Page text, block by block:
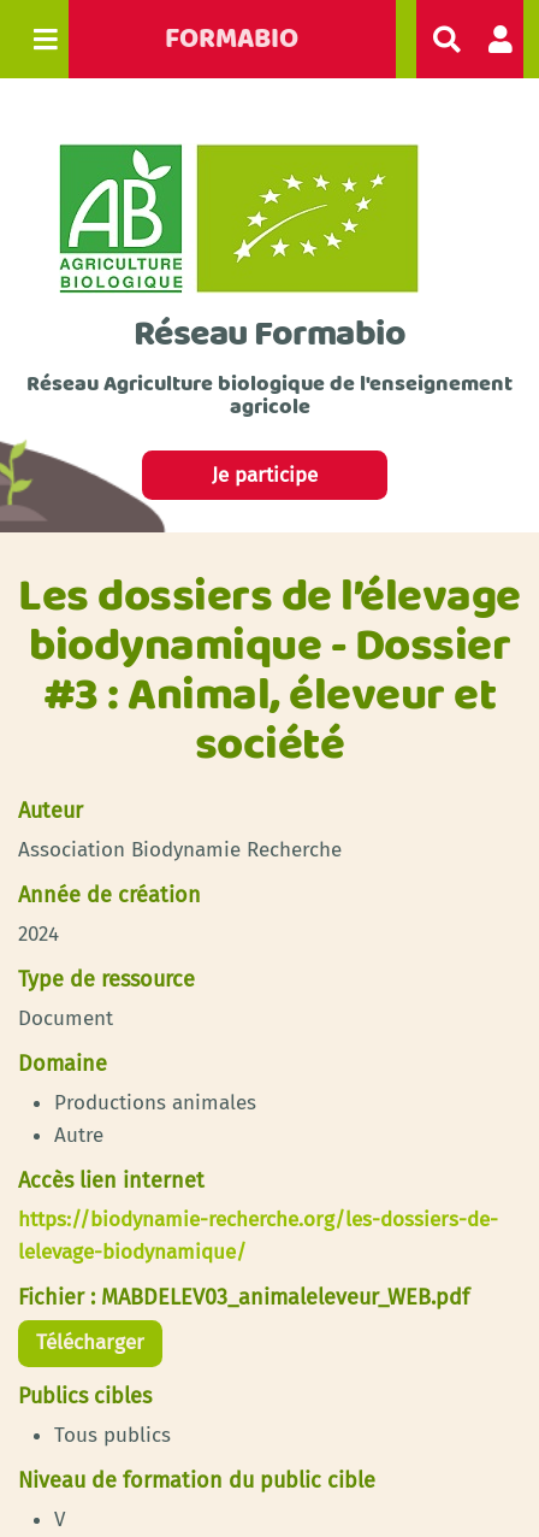
FORMABIO
Réseau Formabio
Réseau Agriculture biologique de l'enseignement
agricole
Je participe
Les dossiers de l’élevage
biodynamique - Dossier
#3 : Animal, éleveur et
société
Auteur
Association Biodynamie Recherche
Année de création
2024
Type de ressource
Document
Domaine
Productions animales
Autre
Accès lien internet
https://biodynamie-recherche.org/les-dossiers-de-
lelevage-biodynamique/
Fichier : MABDELEV03_animaleleveur_WEB.pdf
Télécharger
Publics cibles
Tous publics
Niveau de formation du public cible
V